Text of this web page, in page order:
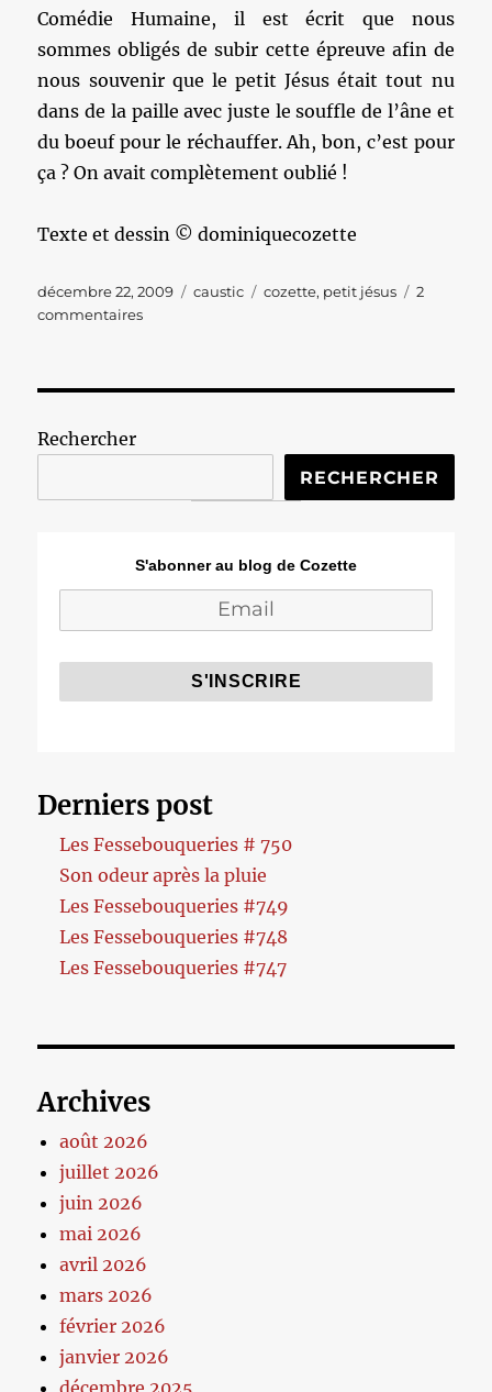
Comédie Humaine, il est écrit que nous
sommes obligés de subir cette épreuve afin de
nous souvenir que le petit Jésus était tout nu
dans de la paille avec juste le souffle de l’âne et
du boeuf pour le réchauffer. Ah, bon, c’est pour
ça ? On avait complètement oublié !
Texte et dessin © dominiquecozette
Publié
le
décembre 22, 2009 Catégories
caustic Étiquettes
cozette, petit jésus
2
commentairessur
tendue
Rechercher
RECHERCHER
S'abonner au blog de Cozette
Derniers post
Les Fessebouqueries # 750
Son odeur après la pluie
Les Fessebouqueries #749
Les Fessebouqueries #748
Les Fessebouqueries #747
Archives
août 2026
juillet 2026
juin 2026
mai 2026
avril 2026
mars 2026
février 2026
janvier 2026
décembre 2025